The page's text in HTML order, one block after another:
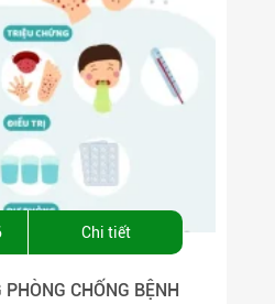
Chi tiết
CHỐNG BỆNH